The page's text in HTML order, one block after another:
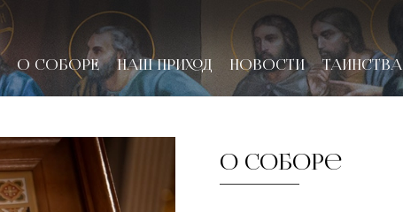
О СОБОРЕ НАШ ПРИХОД НОВОСТИ ТАИНСТВА
О соборе